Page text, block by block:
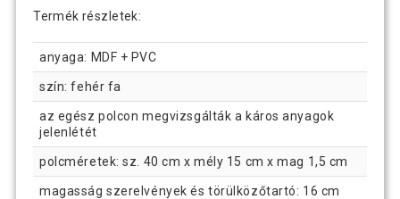
Termék részletek:
anyaga: MDF + PVC
szín: fehér fa
az egész polcon megvizsgálták a káros anyagok
jelenlétét
polcméretek: sz. 40 cm x mély 15 cm x mag 1,5 cm
magasság szerelvények és törülközőtartó: 16 cm